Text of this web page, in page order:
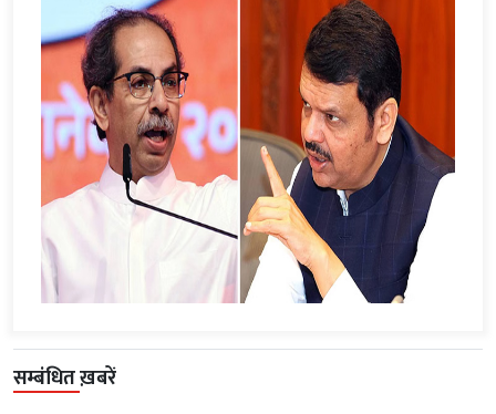
सम्बंधित ख़बरें